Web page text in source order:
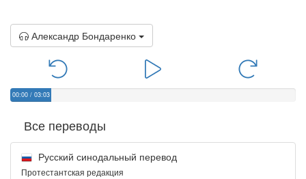
Александр Бондаренко
00:00 / 03:03
Все переводы
Русский синодальный перевод
Протестантская редакция